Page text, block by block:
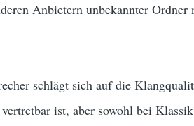
Anbietern unbekannter Ordner
schlägt sich auf die
ist, aber sowohl bei